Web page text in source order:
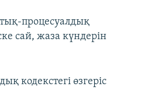
процесуалдық
сай, жаза күндерін
кодекстегі өзгеріс